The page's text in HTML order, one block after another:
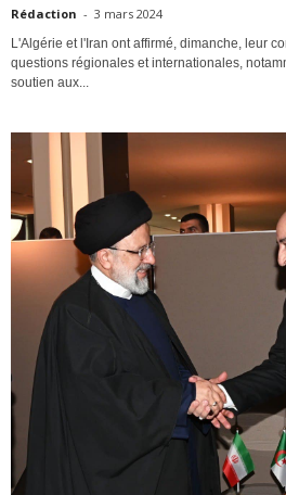
Rédaction - 3 mars 2024
L'Algérie et l'Iran ont affirmé, dimanche, leur
questions régionales et internationales,
soutien aux...